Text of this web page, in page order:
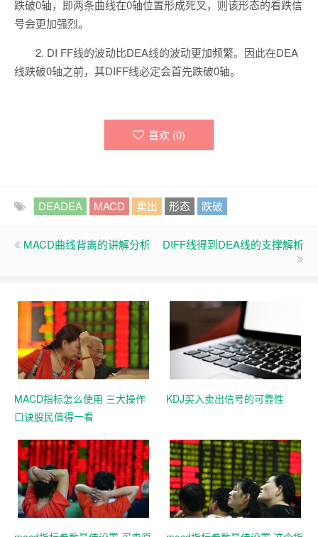
跌破0轴，即两条曲线在0轴位置形成死叉，则该形态的看跌信
号会更加强烈。
2. DI FF线的波动比DEA线的波动更加频繁。因此在DEA
线跌破0轴之前，其DIFF线必定会首先跌破0轴。
喜欢 (0)
DEADEA MACD 卖出 形态 跌破
MACD曲线背离的讲解分析 DIFF线得到DEA线的支撑解析
MACD指标怎么使用 三大操作
口诀股民值得一看
KDJ买入卖出信号的可靠性